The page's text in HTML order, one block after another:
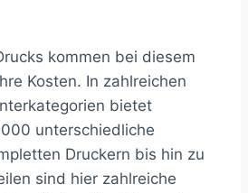
kommen bei diesem
Kosten. In zahlreichen
bietet
unterschiedliche
Druckern bis hin zu
sind hier zahlreiche